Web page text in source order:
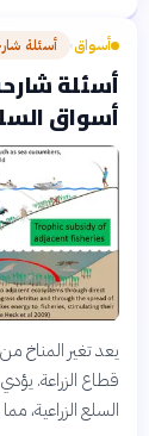
أسواق› أسئلة
أسئلة
أسواق
يعد تغير المناخ
قطاع الزراعة.
السلع الزراعية،